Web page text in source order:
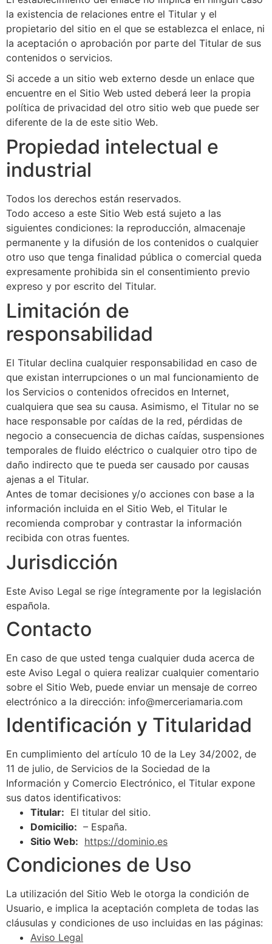
la existencia de relaciones entre el Titular y el
propietario del sitio en el que se establezca el enlace, ni
la aceptación o aprobación por parte del Titular de sus
contenidos o servicios.
Si accede a un sitio web externo desde un enlace que
encuentre en el Sitio Web usted deberá leer la propia
política de privacidad del otro sitio web que puede ser
diferente de la de este sitio Web.
Propiedad intelectual e
industrial
Todos los derechos están reservados.
Todo acceso a este Sitio Web está sujeto a las
siguientes condiciones: la reproducción, almacenaje
permanente y la difusión de los contenidos o cualquier
otro uso que tenga finalidad pública o comercial queda
expresamente prohibida sin el consentimiento previo
expreso y por escrito del Titular.
Limitación de
responsabilidad
El Titular declina cualquier responsabilidad en caso de
que existan interrupciones o un mal funcionamiento de
los Servicios o contenidos ofrecidos en Internet,
cualquiera que sea su causa. Asimismo, el Titular no se
hace responsable por caídas de la red, pérdidas de
negocio a consecuencia de dichas caídas, suspensiones
temporales de fluido eléctrico o cualquier otro tipo de
daño indirecto que te pueda ser causado por causas
ajenas a el Titular.
Antes de tomar decisiones y/o acciones con base a la
información incluida en el Sitio Web, el Titular le
recomienda comprobar y contrastar la información
recibida con otras fuentes.
Jurisdicción
Este Aviso Legal se rige íntegramente por la legislación
española.
Contacto
En caso de que usted tenga cualquier duda acerca de
este Aviso Legal o quiera realizar cualquier comentario
sobre el Sitio Web, puede enviar un mensaje de correo
electrónico a la dirección: info@merceriamaria.com
Identificación y Titularidad
En cumplimiento del artículo 10 de la Ley 34/2002, de
11 de julio, de Servicios de la Sociedad de la
Información y Comercio Electrónico, el Titular expone
sus datos identificativos:
Titular: El titular del sitio.
Domicilio: – España.
Sitio Web: https://dominio.es
Condiciones de Uso
La utilización del Sitio Web le otorga la condición de
Usuario, e implica la aceptación completa de todas las
cláusulas y condiciones de uso incluidas en las páginas:
Aviso Legal